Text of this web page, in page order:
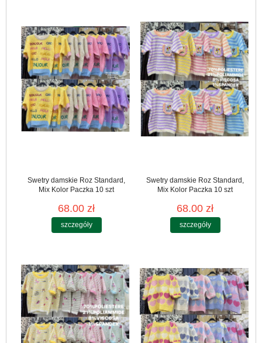
Swetry damskie Roz Standard,
Mix Kolor Paczka 10 szt
68.00 zł
szczegóły
Swetry damskie Roz Standard,
Mix Kolor Paczka 10 szt
68.00 zł
szczegóły